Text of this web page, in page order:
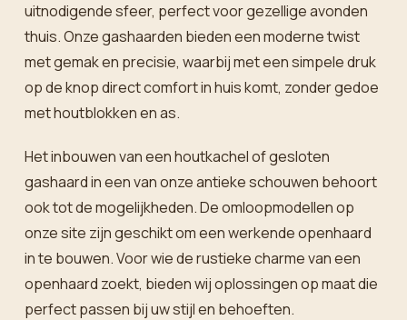
uitnodigende sfeer, perfect voor gezellige avonden
thuis. Onze gashaarden bieden een moderne twist
met gemak en precisie, waarbij met een simpele druk
op de knop direct comfort in huis komt, zonder gedoe
met houtblokken en as.
Het inbouwen van een houtkachel of gesloten
gashaard in een van onze antieke schouwen behoort
ook tot de mogelijkheden. De omloopmodellen op
onze site zijn geschikt om een werkende openhaard
in te bouwen. Voor wie de rustieke charme van een
openhaard zoekt, bieden wij oplossingen op maat die
perfect passen bij uw stijl en behoeften.